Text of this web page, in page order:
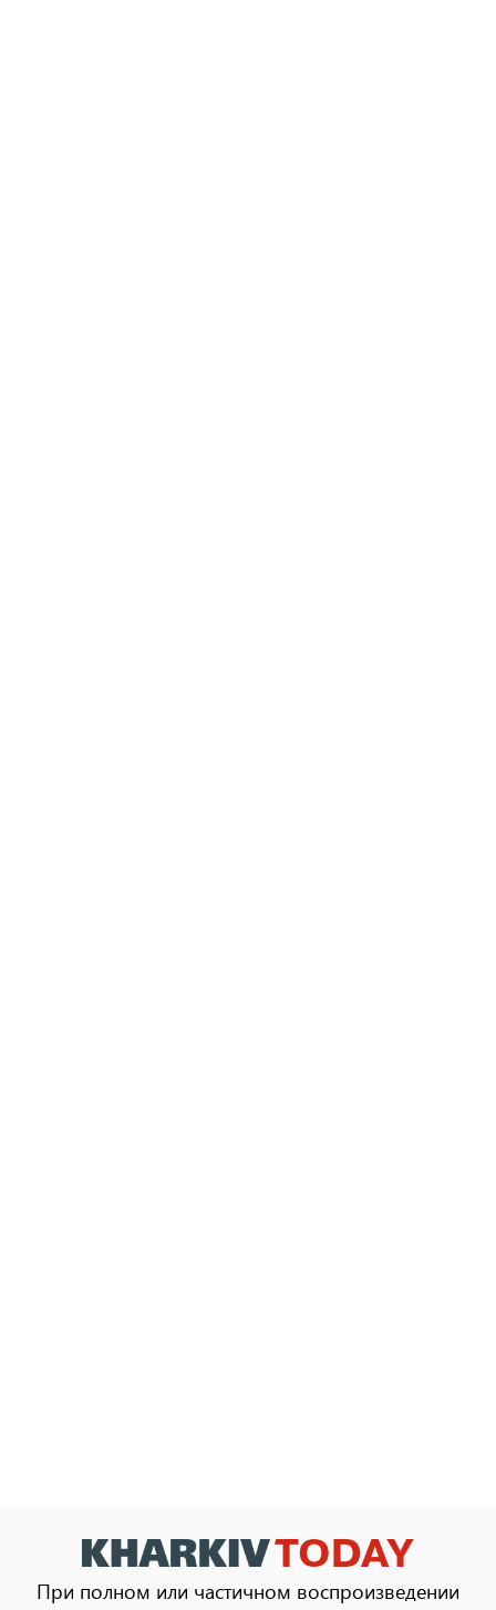
При полном или частичном воспроизведении